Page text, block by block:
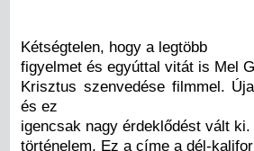
Kétségtelen, hogy a legtöbb
figyelmet és egyúttal vitát is Mel
Krisztus szenvedése filmmel.
és ez
igencsak nagy érdeklődést vált
történelem. Ez a címe a dél-